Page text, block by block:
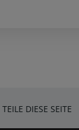
TEILE DIESE SEITE